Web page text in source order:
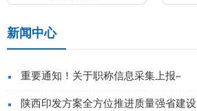
新闻中心
重要通知！关于职称信息采集上报~
陕西印发方案全方位推进质量强省建设